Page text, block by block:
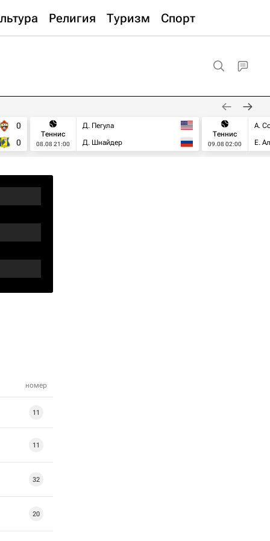
Религия Туризм Спорт
0
0
Теннис
08.08 21:00
Д. Пегула
Д. Шнайдер
Теннис
09.08 02:00
А.
Е.
номер
11
11
32
20